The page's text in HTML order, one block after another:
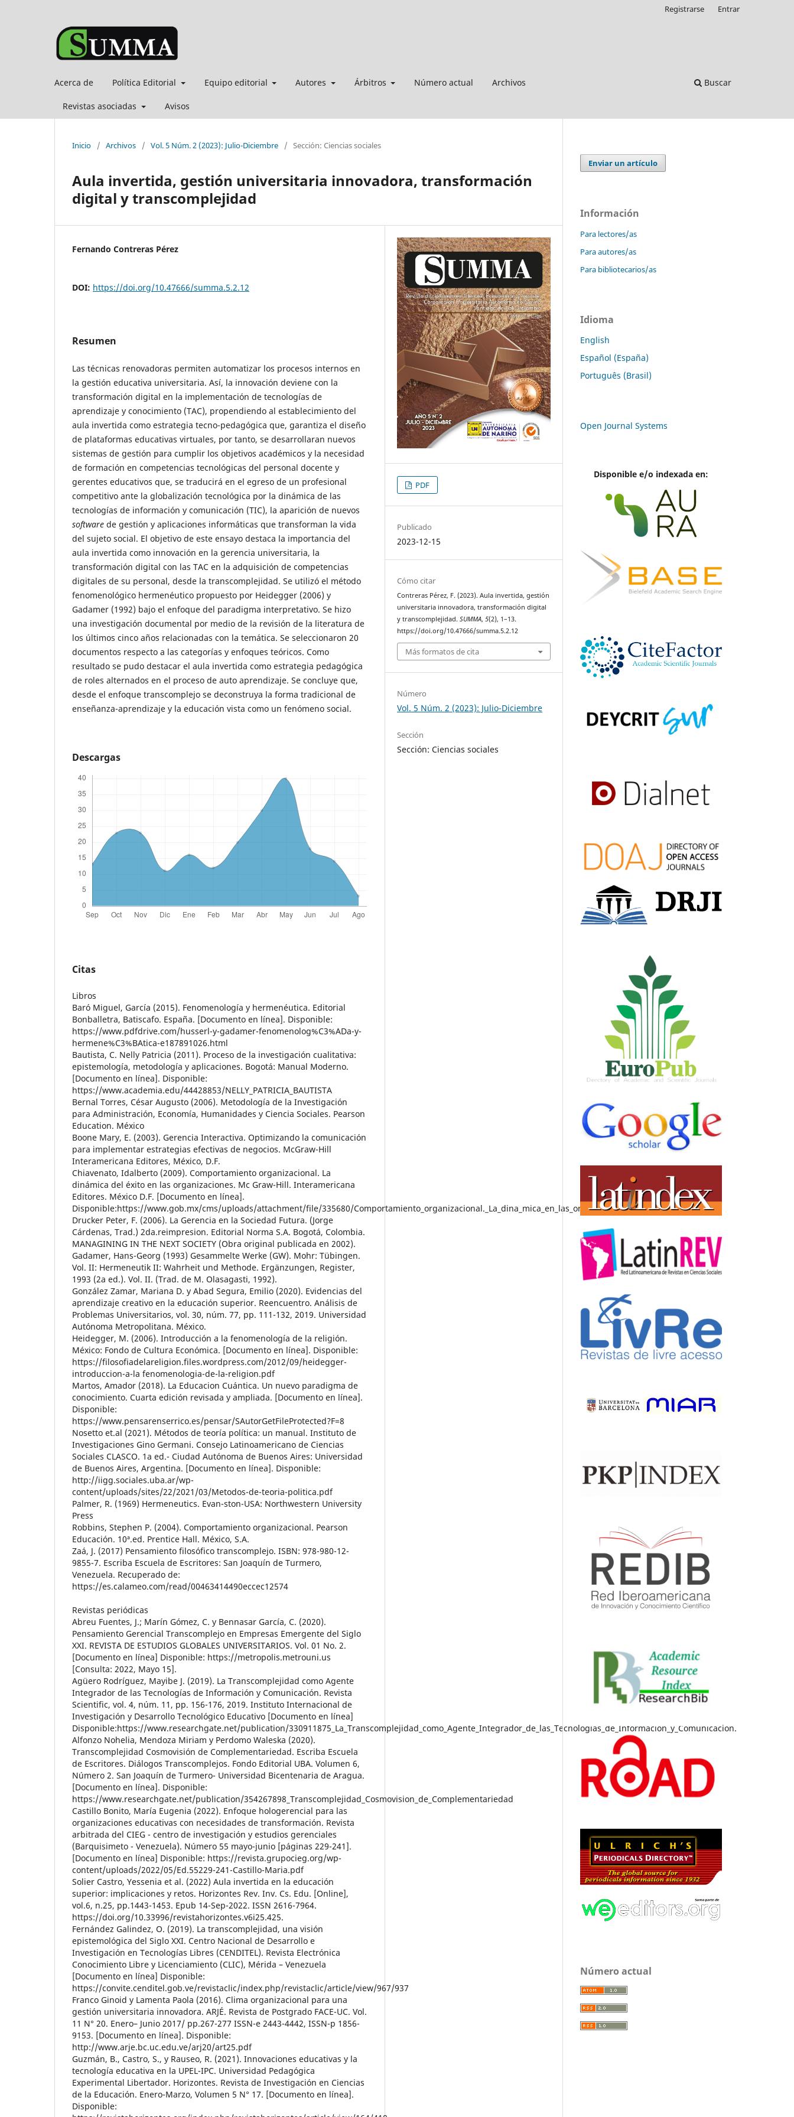
Acerca de Política Editorial Equipo editorial Autores Árbitros Número actual Archivos
Revistas asociadas Avisos
Buscar
Registrarse Entrar
Inicio / Archivos / Vol. 5 Núm. 2 (2023): Julio-Diciembre / Sección: Ciencias sociales
Aula invertida, gestión universitaria innovadora, transformación
digital y transcomplejidad
Fernando Contreras Pérez
DOI: https://doi.org/10.47666/summa.5.2.12
Resumen
Las técnicas renovadoras permiten automatizar los procesos internos en
la gestión educativa universitaria. Así, la innovación deviene con la
transformación digital en la implementación de tecnologías de
aprendizaje y conocimiento (TAC), propendiendo al establecimiento del
aula invertida como estrategia tecno-pedagógica que, garantiza el diseño
de plataformas educativas virtuales, por tanto, se desarrollaran nuevos
sistemas de gestión para cumplir los objetivos académicos y la necesidad
de formación en competencias tecnológicas del personal docente y
gerentes educativos que, se traducirá en el egreso de un profesional
competitivo ante la globalización tecnológica por la dinámica de las
tecnologías de información y comunicación (TIC), la aparición de nuevos
software de gestión y aplicaciones informáticas que transforman la vida
del sujeto social. El objetivo de este ensayo destaca la importancia del
aula invertida como innovación en la gerencia universitaria, la
transformación digital con las TAC en la adquisición de competencias
digitales de su personal, desde la transcomplejidad. Se utilizó el método
fenomenológico hermenéutico propuesto por Heidegger (2006) y
Gadamer (1992) bajo el enfoque del paradigma interpretativo. Se hizo
una investigación documental por medio de la revisión de la literatura de
los últimos cinco años relacionadas con la temática. Se seleccionaron 20
documentos respecto a las categorías y enfoques teóricos. Como
resultado se pudo destacar el aula invertida como estrategia pedagógica
de roles alternados en el proceso de auto aprendizaje. Se concluye que,
desde el enfoque transcomplejo se deconstruya la forma tradicional de
enseñanza-aprendizaje y la educación vista como un fenómeno social.
Descargas
Citas
Libros
Baró Miguel, García (2015). Fenomenología y hermenéutica. Editorial
Bonballetra, Batiscafo. España. [Documento en línea]. Disponible:
https://www.pdfdrive.com/husserl-y-gadamer-fenomenolog%C3%ADa-y-
hermene%C3%BAtica-e187891026.html
Bautista, C. Nelly Patricia (2011). Proceso de la investigación cualitativa:
epistemología, metodología y aplicaciones. Bogotá: Manual Moderno.
[Documento en línea]. Disponible:
https://www.academia.edu/44428853/NELLY_PATRICIA_BAUTISTA
Bernal Torres, César Augusto (2006). Metodología de la Investigación
para Administración, Economía, Humanidades y Ciencia Sociales. Pearson
Education. México
Boone Mary, E. (2003). Gerencia Interactiva. Optimizando la comunicación
para implementar estrategias efectivas de negocios. McGraw-Hill
Interamericana Editores, México, D.F.
Chiavenato, Idalberto (2009). Comportamiento organizacional. La
dinámica del éxito en las organizaciones. Mc Graw-Hill. Interamericana
Editores. México D.F. [Documento en línea].
Disponible:https://www.gob.mx/cms/uploads/attachment/file/335680/Comportamiento_organizacional._La_dina_mica_en_las_organizaciones.pdf
Drucker Peter, F. (2006). La Gerencia en la Sociedad Futura. (Jorge
Cárdenas, Trad.) 2da.reimpresion. Editorial Norma S.A. Bogotá, Colombia.
MANAGINING IN THE NEXT SOCIETY (Obra original publicada en 2002).
Gadamer, Hans-Georg (1993) Gesammelte Werke (GW). Mohr: Tübingen.
Vol. II: Hermeneutik II: Wahrheit und Methode. Ergänzungen, Register,
1993 (2a ed.). Vol. II. (Trad. de M. Olasagasti, 1992).
González Zamar, Mariana D. y Abad Segura, Emilio (2020). Evidencias del
aprendizaje creativo en la educación superior. Reencuentro. Análisis de
Problemas Universitarios, vol. 30, núm. 77, pp. 111-132, 2019. Universidad
Autónoma Metropolitana. México.
Heidegger, M. (2006). Introducción a la fenomenología de la religión.
México: Fondo de Cultura Económica. [Documento en línea]. Disponible:
https://filosofiadelareligion.files.wordpress.com/2012/09/heidegger-
introduccion-a-la fenomenologia-de-la-religion.pdf
Martos, Amador (2018). La Educacion Cuántica. Un nuevo paradigma de
conocimiento. Cuarta edición revisada y ampliada. [Documento en línea].
Disponible:
https://www.pensarenserrico.es/pensar/SAutorGetFileProtected?F=8
Nosetto et.al (2021). Métodos de teoría política: un manual. Instituto de
Investigaciones Gino Germani. Consejo Latinoamericano de Ciencias
Sociales CLASCO. 1a ed.- Ciudad Autónoma de Buenos Aires: Universidad
de Buenos Aires, Argentina. [Documento en línea]. Disponible:
http://iigg.sociales.uba.ar/wp-
content/uploads/sites/22/2021/03/Metodos-de-teoria-politica.pdf
Palmer, R. (1969) Hermeneutics. Evan-ston-USA: Northwestern University
Press
Robbins, Stephen P. (2004). Comportamiento organizacional. Pearson
Educación. 10ª.ed. Prentice Hall. México, S.A.
Zaá, J. (2017) Pensamiento filosófico transcomplejo. ISBN: 978-980-12-
9855-7. Escriba Escuela de Escritores: San Joaquín de Turmero,
Venezuela. Recuperado de:
https://es.calameo.com/read/00463414490eccec12574
Revistas periódicas
Abreu Fuentes, J.; Marín Gómez, C. y Bennasar García, C. (2020).
Pensamiento Gerencial Transcomplejo en Empresas Emergente del Siglo
XXI. REVISTA DE ESTUDIOS GLOBALES UNIVERSITARIOS. Vol. 01 No. 2.
[Documento en línea] Disponible: https://metropolis.metrouni.us
[Consulta: 2022, Mayo 15].
Agüero Rodríguez, Mayibe J. (2019). La Transcomplejidad como Agente
Integrador de las Tecnologías de Información y Comunicación. Revista
Scientific, vol. 4, núm. 11, pp. 156-176, 2019. Instituto Internacional de
Investigación y Desarrollo Tecnológico Educativo [Documento en línea]
Disponible:https://www.researchgate.net/publication/330911875_La_Transcomplejidad_como_Agente_Integrador_de_las_Tecnologias_de_Informacion_y_Comunicacion.
Alfonzo Nohelia, Mendoza Miriam y Perdomo Waleska (2020).
Transcomplejidad Cosmovisión de Complementariedad. Escriba Escuela
de Escritores. Diálogos Transcomplejos. Fondo Editorial UBA. Volumen 6,
Número 2. San Joaquín de Turmero- Universidad Bicentenaria de Aragua.
[Documento en línea]. Disponible:
https://www.researchgate.net/publication/354267898_Transcomplejidad_Cosmovision_de_Complementariedad
Castillo Bonito, María Eugenia (2022). Enfoque hologerencial para las
organizaciones educativas con necesidades de transformación. Revista
arbitrada del CIEG - centro de investigación y estudios gerenciales
(Barquisimeto - Venezuela). Número 55 mayo-junio [páginas 229-241].
[Documento en línea] Disponible: https://revista.grupocieg.org/wp-
content/uploads/2022/05/Ed.55229-241-Castillo-Maria.pdf
Solier Castro, Yessenia et al. (2022) Aula invertida en la educación
superior: implicaciones y retos. Horizontes Rev. Inv. Cs. Edu. [Online],
vol.6, n.25, pp.1443-1453. Epub 14-Sep-2022. ISSN 2616-7964.
https://doi.org/10.33996/revistahorizontes.v6i25.425.
Fernández Galindez, O. (2019). La transcomplejidad, una visión
epistemológica del Siglo XXI. Centro Nacional de Desarrollo e
Investigación en Tecnologías Libres (CENDITEL). Revista Electrónica
Conocimiento Libre y Licenciamiento (CLIC), Mérida – Venezuela
[Documento en línea] Disponible:
https://convite.cenditel.gob.ve/revistaclic/index.php/revistaclic/article/view/967/937
Franco Ginoid y Lamenta Paola (2016). Clima organizacional para una
gestión universitaria innovadora. ARJÉ. Revista de Postgrado FACE-UC. Vol.
11 N° 20. Enero– Junio 2017/ pp.267-277 ISSN-e 2443-4442, ISSN-p 1856-
9153. [Documento en línea]. Disponible:
http://www.arje.bc.uc.edu.ve/arj20/art25.pdf
Guzmán, B., Castro, S., y Rauseo, R. (2021). Innovaciones educativas y la
tecnología educativa en la UPEL-IPC. Universidad Pedagógica
Experimental Libertador. Horizontes. Revista de Investigación en Ciencias
de la Educación. Enero-Marzo, Volumen 5 N° 17. [Documento en línea].
Disponible:
PDF
Publicado
2023-12-15
Cómo citar
Contreras Pérez, F. (2023). Aula invertida, gestión
universitaria innovadora, transformación digital
y transcomplejidad.SUMMA,5(2), 1–13.
https://doi.org/10.47666/summa.5.2.12
Más formatos de cita
Número
Vol. 5 Núm. 2 (2023): Julio-Diciembre
Sección
Sección: Ciencias sociales
Enviar un artículo
Información
Para lectores/as
Para autores/as
Para bibliotecarios/as
Idioma
English
Español (España)
Português (Brasil)
Open Journal Systems
Disponible e/o indexada en:
Número actual